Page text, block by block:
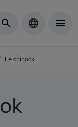
Le chinook